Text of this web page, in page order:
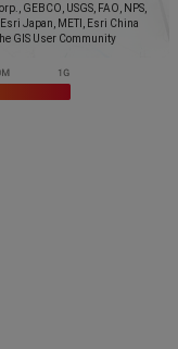
GEBCO, USGS, FAO, NPS,
Japan, METI, Esri China
GIS User Community